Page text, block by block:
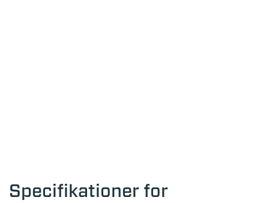
Specifikationer for